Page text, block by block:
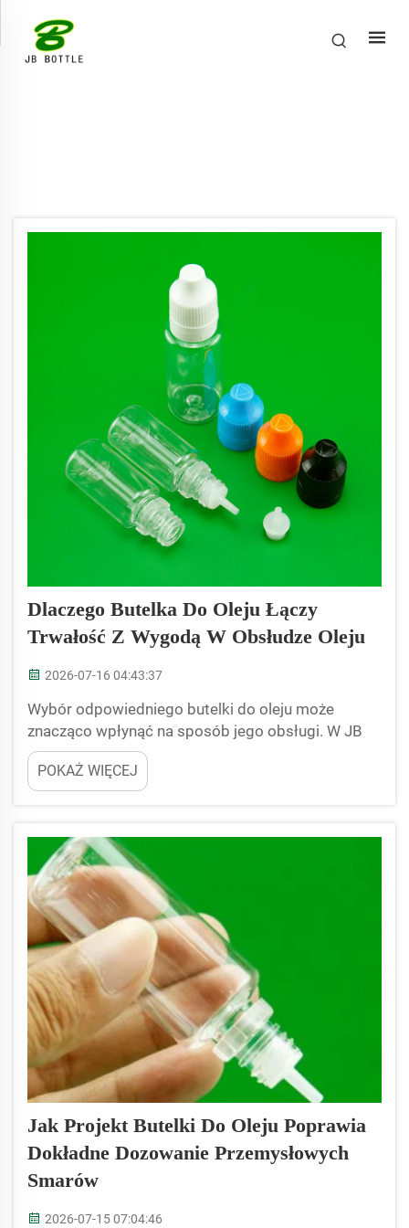
Dlaczego Butelka Do Oleju Łączy
Trwałość Z Wygodą W Obsłudze Oleju
2026-07-16 04:43:37
Wybór odpowiedniego butelki do oleju może
znacząco wpłynąć na sposób jego obsługi. W JB
BOTTLE rozumiemy, jak ważne są wytrzymałość i
łatwość użytkowania. Nasze butelki do oleju
zostały zaprojektowane tak, aby były trwałe i
przechowywania różnych rodzajów olejów –
zarówno do celów kulinarnych, jak i
przemysłowych...
POKAŻ WIĘCEJ
Jak Projekt Butelki Do Oleju Poprawia
Dokładne Dozowanie Przemysłowych
Smarów
2026-07-15 07:04:46